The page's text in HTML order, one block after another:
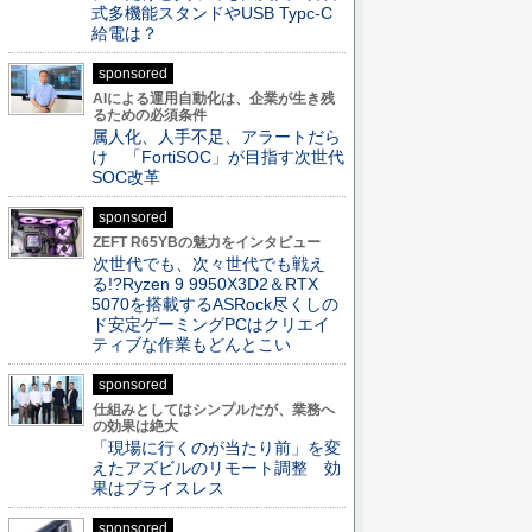
式多機能スタンドやUSB Typc-C
給電は？
sponsored
AIによる運用自動化は、企業が生き残
るための必須条件
属人化、人手不足、アラートだら
け 「FortiSOC」が目指す次世代
SOC改革
sponsored
ZEFT R65YBの魅力をインタビュー
次世代でも、次々世代でも戦え
る!?Ryzen 9 9950X3D2＆RTX
5070を搭載するASRock尽くしの
ド安定ゲーミングPCはクリエイ
ティブな作業もどんとこい
sponsored
仕組みとしてはシンプルだが、業務へ
の効果は絶大
「現場に行くのが当たり前」を変
えたアズビルのリモート調整 効
果はプライスレス
sponsored